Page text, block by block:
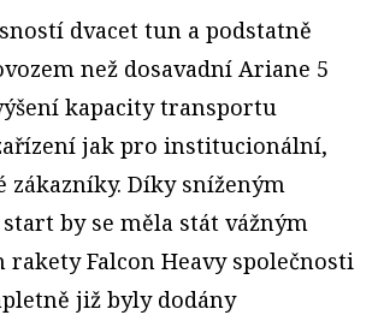
dvacet tun a podstatně
než dosavadní Ariane 5
kapacity transportu
jak pro institucionální,
zákazníky. Díky sníženým
by se měla stát vážným
Falcon Heavy společnosti
již byly dodány